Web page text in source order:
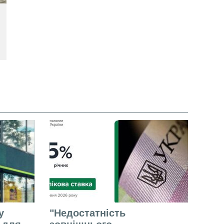
"Недостатність